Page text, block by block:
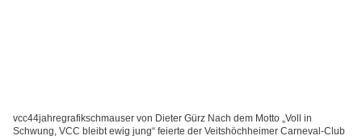
vcc44jahregrafikschmauser von Dieter Gürz Nach dem Motto „Voll in
Schwung, VCC bleibt ewig jung“ feierte der Veitshöchheimer Carneval-Club